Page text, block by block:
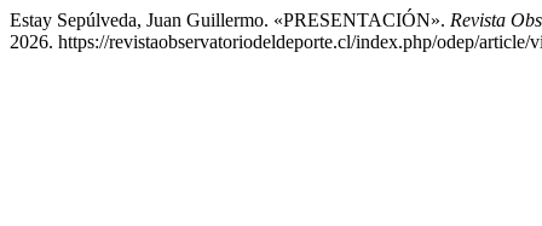
Estay Sepúlveda, Juan Guillermo. «PRESENTACIÓN». Revista
2026. https://revistaobservatoriodeldeporte.cl/index.php/odep/article/